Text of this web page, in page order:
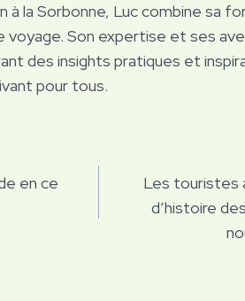
à la Sorbonne, Luc combine sa
voyage. Son expertise et ses
des insights pratiques et
pour tous.
en ce
Les touristes
d’histoire